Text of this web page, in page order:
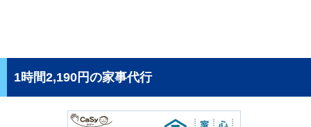
1時間2,190円の家事代行